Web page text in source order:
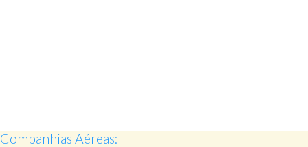
Companhias Aéreas: